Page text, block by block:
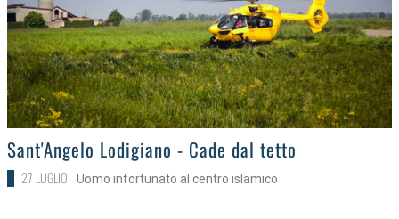
>
Sant'Angelo Lodigiano - Cade dal tetto
27 LUGLIO Uomo infortunato al centro islamico